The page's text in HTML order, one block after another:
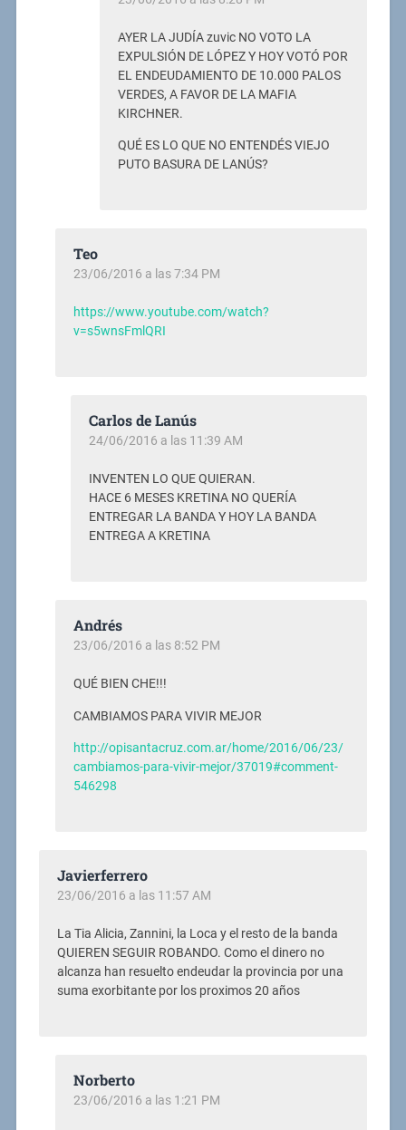
AYER LA JUDÍA zuvic NO VOTO LA
EXPULSIÓN DE LÓPEZ Y HOY VOTÓ POR
EL ENDEUDAMIENTO DE 10.000 PALOS
VERDES, A FAVOR DE LA MAFIA
KIRCHNER.
QUÉ ES LO QUE NO ENTENDÉS VIEJO
PUTO BASURA DE LANÚS?
Teo
23/06/2016 a las 7:34 PM
https://www.youtube.com/watch?
v=s5wnsFmlQRI
Carlos de Lanús
24/06/2016 a las 11:39 AM
INVENTEN LO QUE QUIERAN.
HACE 6 MESES KRETINA NO QUERÍA
ENTREGAR LA BANDA Y HOY LA BANDA
ENTREGA A KRETINA
Andrés
23/06/2016 a las 8:52 PM
QUÉ BIEN CHE!!!
CAMBIAMOS PARA VIVIR MEJOR
http://opisantacruz.com.ar/home/2016/06/23/
cambiamos-para-vivir-mejor/37019#comment-
546298
Javierferrero
23/06/2016 a las 11:57 AM
La Tia Alicia, Zannini, la Loca y el resto de la banda
QUIEREN SEGUIR ROBANDO. Como el dinero no
alcanza han resuelto endeudar la provincia por una
suma exorbitante por los proximos 20 años
Norberto
23/06/2016 a las 1:21 PM